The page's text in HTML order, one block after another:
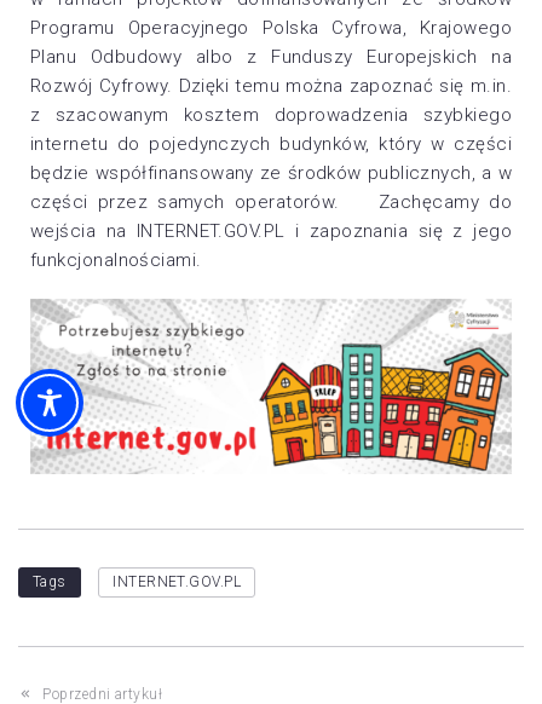
Programu Operacyjnego Polska Cyfrowa, Krajowego
Planu Odbudowy albo z Funduszy Europejskich na
Rozwój Cyfrowy. Dzięki temu można zapoznać się m.in.
z szacowanym kosztem doprowadzenia szybkiego
internetu do pojedynczych budynków, który w części
będzie współfinansowany ze środków publicznych, a w
części przez samych operatorów. Zachęcamy do
wejścia na INTERNET.GOV.PL i zapoznania się z jego
funkcjonalnościami.
Tags INTERNET.GOV.PL
Poprzedni artykuł